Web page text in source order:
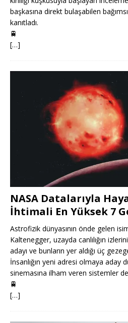
başkasına direkt bulaşabilen
kanıtladı.
🚆
[…]
NASA Datalarıyla
İhtimali En Yüksek 7
Astrofizik dünyasının önde gelen
Kaltenegger, uzayda canlılığın
adayı ve bunların yer aldığı üç
İnsanlığın yeni adresi olmaya aday
sinemasına ilham veren sistemler
🚆
[…]